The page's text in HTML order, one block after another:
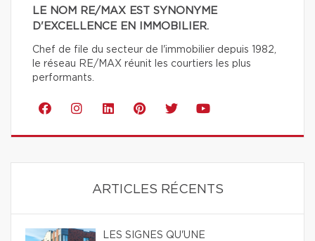
LE NOM RE/MAX EST SYNONYME
D'EXCELLENCE EN IMMOBILIER.
Chef de file du secteur de l'immobilier depuis 1982,
le réseau RE/MAX réunit les courtiers les plus
performants.
ARTICLES RÉCENTS
LES SIGNES QU'UNE